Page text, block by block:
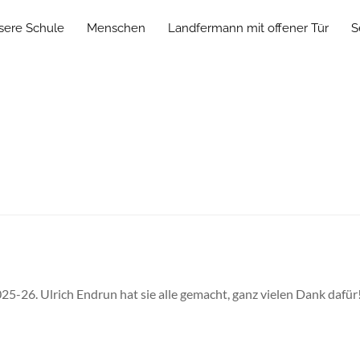
Schule Menschen Landfermann mit offener Tür
26. Ulrich Endrun hat sie alle gemacht, ganz vielen Dank